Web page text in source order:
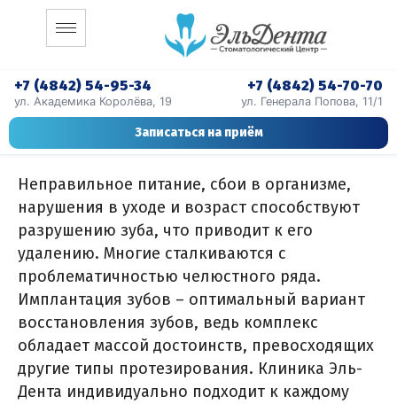
+7 (4842) 54-95-34 +7 (4842) 54-70-70
ул. Академика Королёва, 19 ул. Генерала Попова, 11/1
Записаться на приём
Неправильное питание, сбои в организме,
нарушения в уходе и возраст способствуют
разрушению зуба, что приводит к его
удалению. Многие сталкиваются с
проблематичностью челюстного ряда.
Имплантация зубов – оптимальный вариант
восстановления зубов, ведь комплекс
обладает массой достоинств, превосходящих
другие типы протезирования. Клиника Эль-
Дента индивидуально подходит к каждому